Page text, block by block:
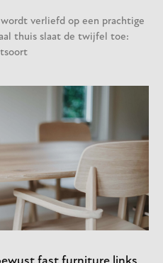
verliefd op een prachtige
thuis slaat de twijfel toe: